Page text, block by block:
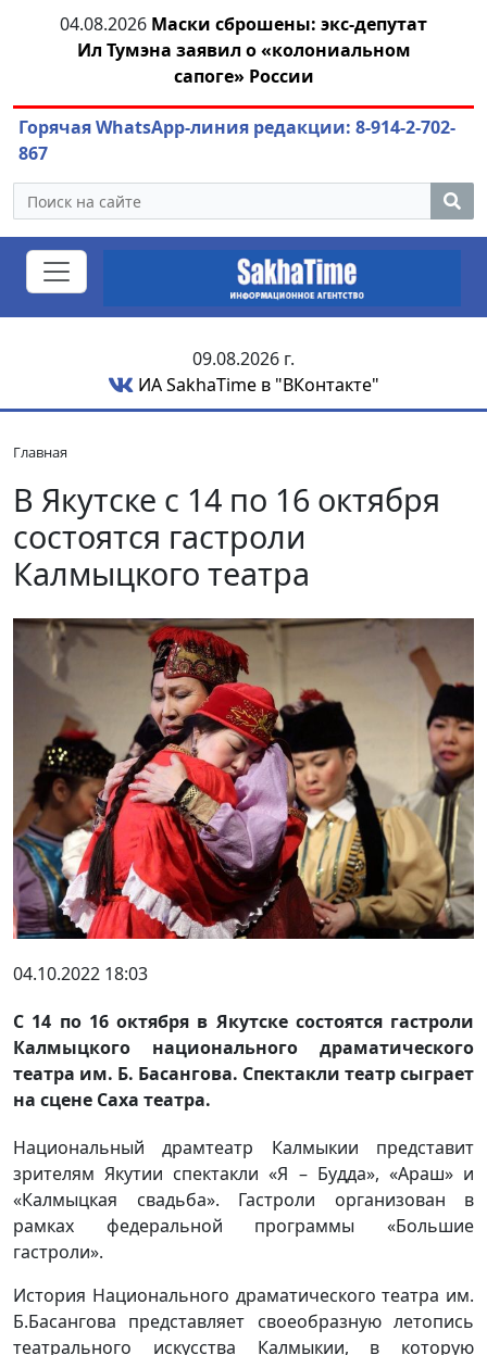
04.08.2026 Маски сброшены: экс-депутат
Ил Тумэна заявил о «колониальном
сапоге» России
Горячая WhatsApp-линия редакции: 8-914-2-702-
867
09.08.2026 г.
ИА SakhaTime в "ВКонтакте"
Главная
В Якутске с 14 по 16 октября
состоятся гастроли
Калмыцкого театра
04.10.2022 18:03
С 14 по 16 октября в Якутске состоятся гастроли
Калмыцкого национального драматического
театра им. Б. Басангова. Спектакли театр сыграет
на сцене Саха театра.
Национальный драмтеатр Калмыкии представит
зрителям Якутии спектакли «Я – Будда», «Араш» и
«Калмыцкая свадьба». Гастроли организован в
рамках федеральной программы «Большие
гастроли».
История Национального драматического театра им.
Б.Басангова представляет своеобразную летопись
театрального искусства Калмыкии, в которую